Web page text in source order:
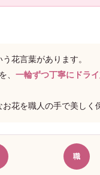
う花言葉があります。
、 一輪ずつ丁寧にドラ
花を職人の手で美しく
職